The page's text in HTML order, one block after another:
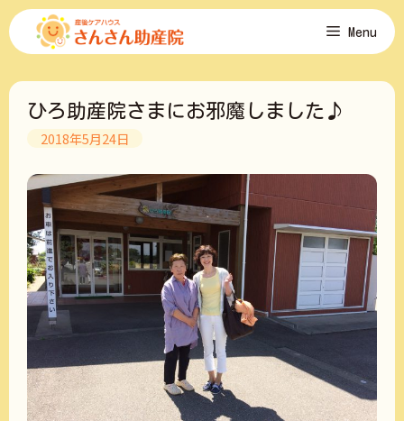
コ
ン
ツ
Menu
ひろ助産院さまにお邪魔しました♪
2018年5月24日